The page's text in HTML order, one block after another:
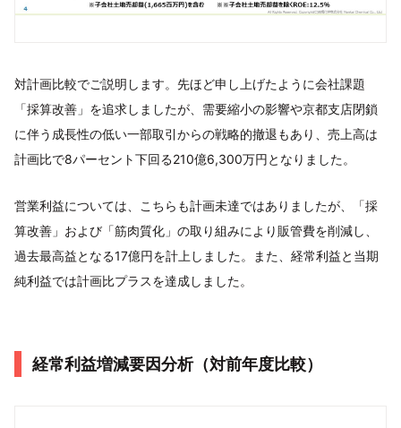
対計画比較でご説明します。先ほど申し上げたように会社課題
「採算改善」を追求しましたが、需要縮小の影響や京都支店閉鎖
に伴う成長性の低い一部取引からの戦略的撤退もあり、売上高は
計画比で8パーセント下回る210億6,300万円となりました。
営業利益については、こちらも計画未達ではありましたが、「採
算改善」および「筋肉質化」の取り組みにより販管費を削減し、
過去最高益となる17億円を計上しました。また、経常利益と当期
純利益では計画比プラスを達成しました。
経常利益増減要因分析（対前年度比較）